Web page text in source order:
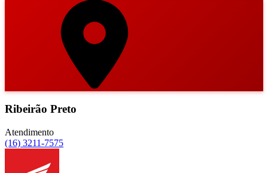
Ribeirão Preto
Atendimento
(16) 3211-7575